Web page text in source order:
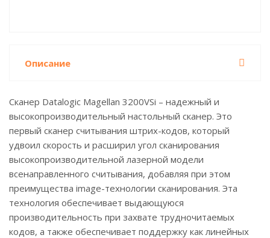
Описание
Сканер Datalogic Magellan 3200VSi – надежный и
высокопроизводительный настольный сканер. Это
первый сканер считывания штрих-кодов, который
удвоил скорость и расширил угол сканирования
высокопроизводительной лазерной модели
всенаправленного считывания, добавляя при этом
преимущества image-технологии сканирования. Эта
технология обеспечивает выдающуюся
производительность при захвате трудночитаемых
кодов, а также обеспечивает поддержку как линейных